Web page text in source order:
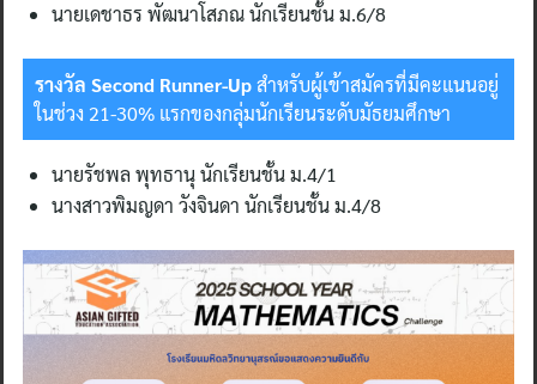
นายเดชาธร พัฒนาโสภณ นักเรียนชั้น ม.6/8
รางวัล Second Runner-Upสำหรับผู้เข้าสมัครที่มีคะแนนอยู่
ในช่วง 21-30% แรกของกลุ่มนักเรียนระดับมัธยมศึกษา
นายรัชพล พุทธานุ นักเรียนชั้น ม.4/1
นางสาวพิมญดา วังจินดา นักเรียนชั้น ม.4/8